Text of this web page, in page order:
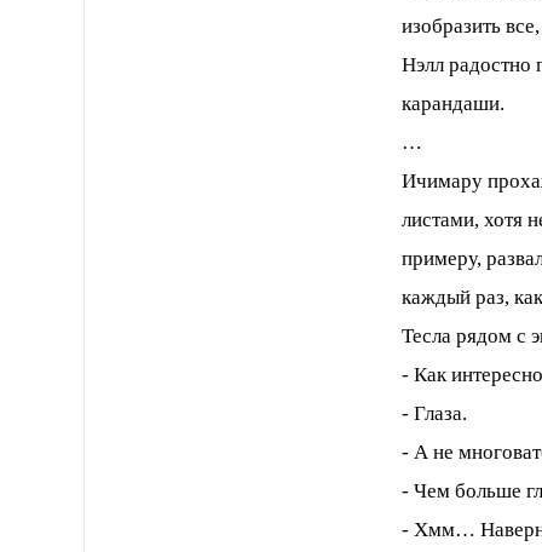
изобразить
Нэлл радостно
карандаши.
…
Ичимару
листами, хотя
примеру,
каждый раз,
Тесла рядом с
- Как
- Глаза.
- А не
- Чем больше
- Хмм…